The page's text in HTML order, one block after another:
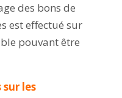
des bons de
est effectué sur
pouvant être
les